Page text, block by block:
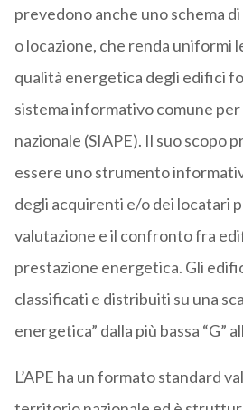
prevedono anche uno schema
o locazione, che renda uniformi
qualità energetica degli edifici
sistema informativo comune
nazionale (SIAPE). Il suo scopo
essere uno strumento
degli acquirenti e/o dei locatari
valutazione e il confronto fra
prestazione energetica. Gli
classificati e distribuiti su una
energetica” dalla più bassa “G”
L’APE ha un formato standard